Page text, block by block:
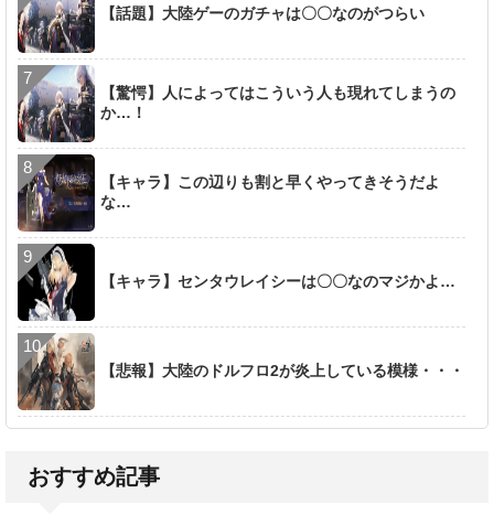
【話題】大陸ゲーのガチャは〇〇なのがつらい
【驚愕】人によってはこういう人も現れてしまうの
か…！
【キャラ】この辺りも割と早くやってきそうだよ
な…
【キャラ】センタウレイシーは〇〇なのマジかよ…
【悲報】大陸のドルフロ2が炎上している模様・・・
おすすめ記事